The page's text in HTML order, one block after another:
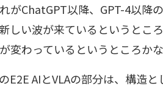
がChatGPT以降、GPT-4以降
しい波が来ているというとこ
変わっているというところか
E2E AIとVLAの部分は、構造